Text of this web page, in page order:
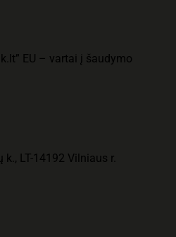
EU – vartai į šaudymo
LT-14192 Vilniaus r.